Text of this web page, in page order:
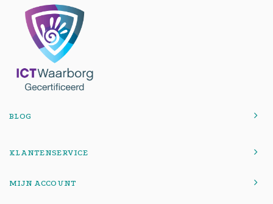
BLOG
KLANTENSERVICE
MIJN ACCOUNT